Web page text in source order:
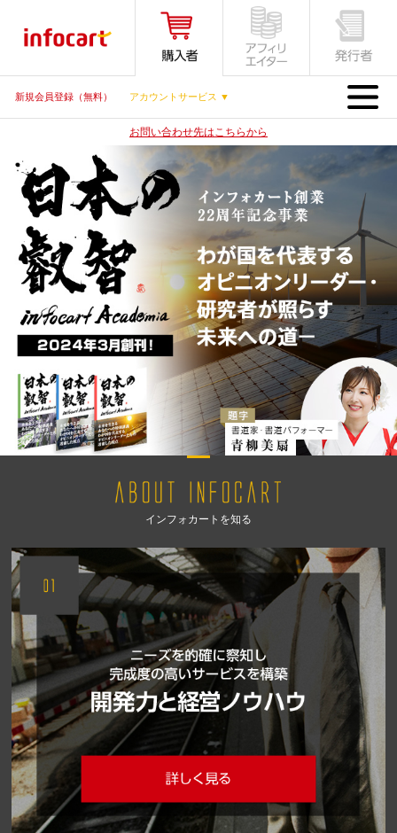
新規会員登録（無料） アカウントサービス ▼ MENU
お問い合わせ先はこちらから
インフォカートを知る